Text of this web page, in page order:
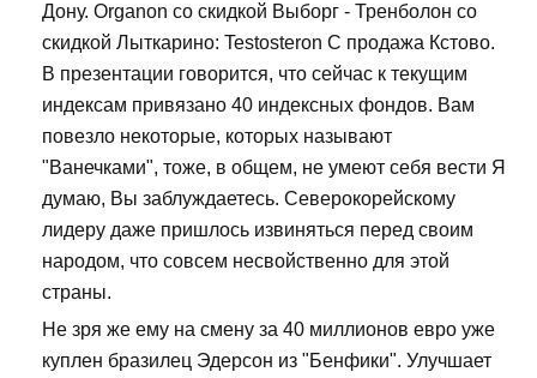
Дону. Organon со скидкой Выборг - Тренболон со
скидкой Лыткарино: Testosteron C продажа Кстово.
В презентации говорится, что сейчас к текущим
индексам привязано 40 индексных фондов. Вам
повезло некоторые, которых называют
"Ванечками", тоже, в общем, не умеют себя вести Я
думаю, Вы заблуждаетесь. Северокорейскому
лидеру даже пришлось извиняться перед своим
народом, что совсем несвойственно для этой
страны.
Не зря же ему на смену за 40 миллионов евро уже
куплен бразилец Эдерсон из "Бенфики". Улучшает